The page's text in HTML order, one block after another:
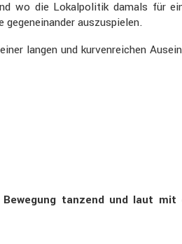
wo die Lokal­po­litik damals für
auszu­spielen.
langen und kurven­rei­chen
tanzend und laut